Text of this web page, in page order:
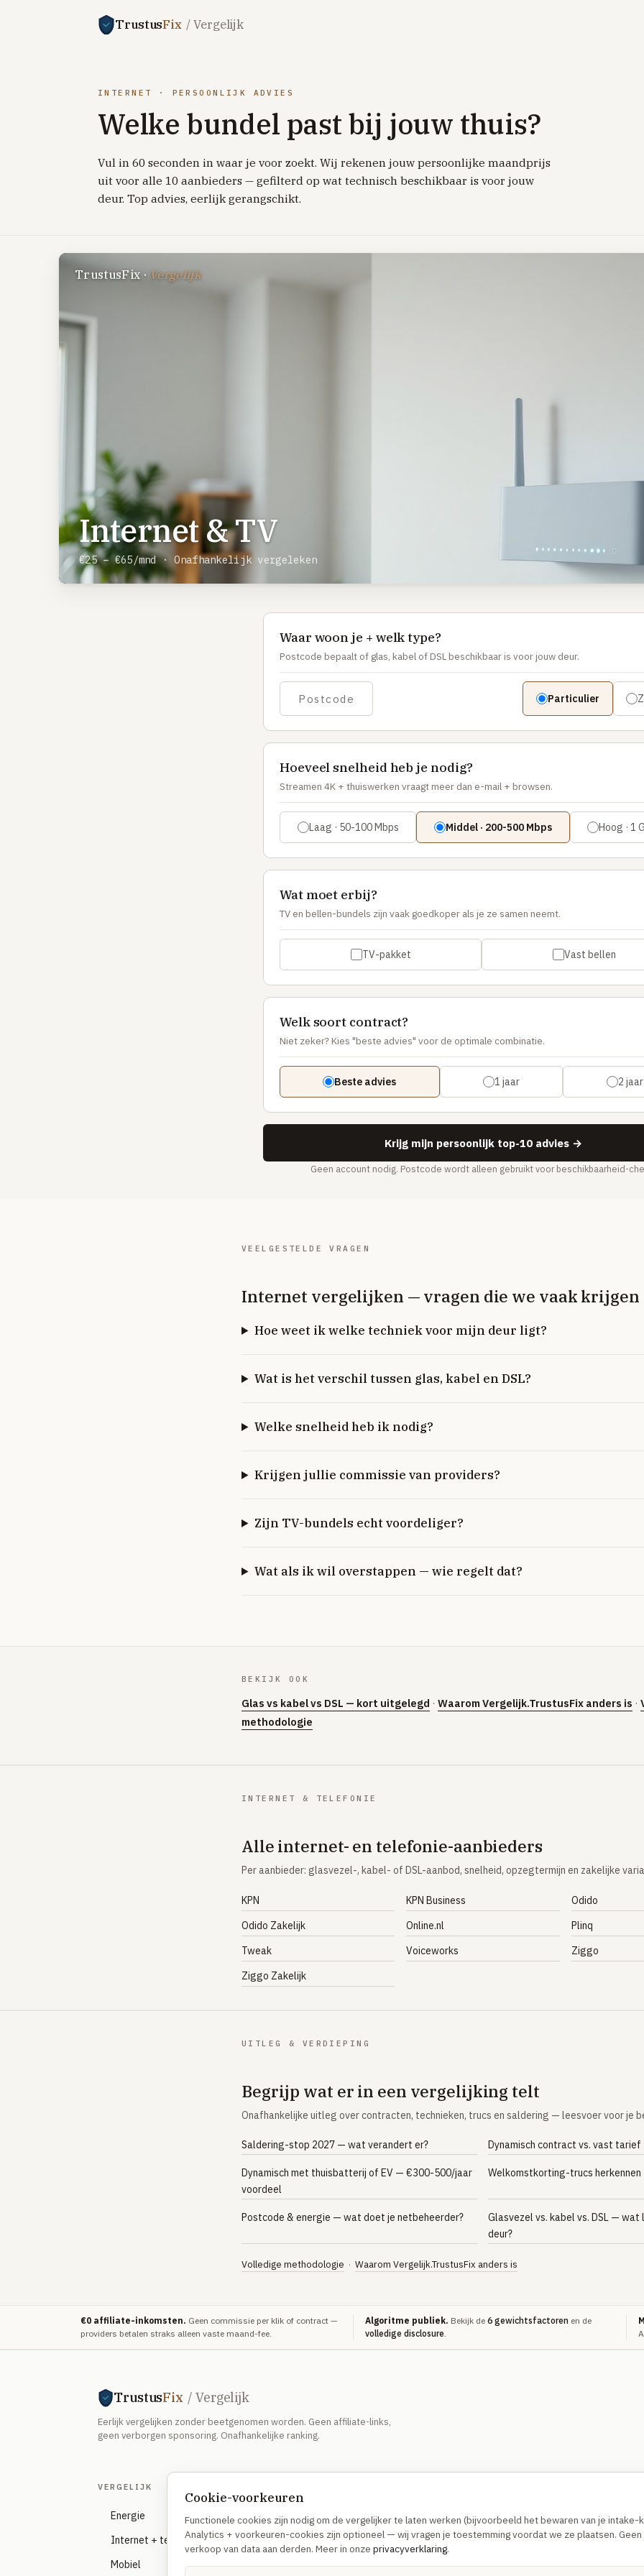
TrustusFix / Vergelijk
INTERNET · PERSOONLIJK ADVIES
Welke bundel past bij jouw thuis?
Vul in 60 seconden in waar je voor zoekt. Wij rekenen jouw persoonlijke maandprijs
uit voor alle 10 aanbieders — gefilterd op wat technisch beschikbaar is voor jouw
deur. Top advies, eerlijk gerangschikt.
TrustusFix · Vergelijk
Internet & TV
€25 – €65/mnd · Onafhankelijk vergeleken
Waar woon je + welk type?
Postcode bepaalt of glas, kabel of DSL beschikbaar is voor jouw deur.
Particulier
Hoeveel snelheid heb je nodig?
Streamen 4K + thuiswerken vraagt meer dan e-mail + browsen.
Laag · 50-100 Mbps Middel · 200-500 Mbps Hoog · 1
Wat moet erbij?
TV en bellen-bundels zijn vaak goedkoper als je ze samen neemt.
TV-pakket Vast bellen
Welk soort contract?
Niet zeker? Kies "beste advies" voor de optimale combinatie.
Beste advies 1 jaar 2 jaar
Krijg mijn persoonlijk top-10 advies →
Geen account nodig. Postcode wordt alleen gebruikt voor beschikbaarheid-
VEELGESTELDE VRAGEN
Internet vergelijken — vragen die we vaak krijgen
Hoe weet ik welke techniek voor mijn deur ligt?
Wat is het verschil tussen glas, kabel en DSL?
Welke snelheid heb ik nodig?
Krijgen jullie commissie van providers?
Zijn TV-bundels echt voordeliger?
Wat als ik wil overstappen — wie regelt dat?
BEKIJK OOK
Glas vs kabel vs DSL — kort uitgelegd · Waarom Vergelijk.TrustusFix anders is ·
methodologie
INTERNET & TELEFONIE
Alle internet- en telefonie-aanbieders
Per aanbieder: glasvezel-, kabel- of DSL-aanbod, snelheid, opzegtermijn en zakelijke
KPN KPN Business
Odido
Odido Zakelijk
Online.nl
Plinq
Tweak
Voiceworks
Ziggo
Ziggo Zakelijk
UITLEG & VERDIEPING
Begrijp wat er in een vergelijking telt
Onafhankelijke uitleg over contracten, technieken, trucs en saldering — leesvoer voor je
Saldering-stop 2027 — wat verandert er? Dynamisch contract vs. vast tarief
Dynamisch met thuisbatterij of EV — €300-500/jaar
voordeel
Welkomstkorting-trucs herkennen
Postcode & energie — wat doet je netbeheerder?
Glasvezel vs. kabel vs. DSL —
deur?
Volledige methodologie · Waarom Vergelijk.TrustusFix anders is
€0 affiliate-inkomsten. Geen commissie per klik of contract —
providers betalen straks alleen vaste maand-fee.
Algoritme publiek. Bekijk de6 gewichtsfactoren en de
volledige disclosure.
TrustusFix / Vergelijk
Eerlijk vergelijken zonder beetgenomen worden. Geen affiliate-links,
geen verborgen sponsoring. Onafhankelijke ranking.
VERGELIJK
Energie
Internet + telefonie
Mobiel
Redactie-artikelen
Waarschuwingen
Onderzoek & indices
Hoe we vergelijken
Waarom anders
Methodologie
Cookie-voorkeuren
Functionele cookies zijn nodig om de vergelijker te laten werken (bijvoorbeeld het bewaren van je intake-
Analytics + voorkeuren-cookies zijn optioneel — wij vragen je toestemming voordat we ze plaatsen.
verkoop van data aan derden. Meer in onze privacyverklaring.